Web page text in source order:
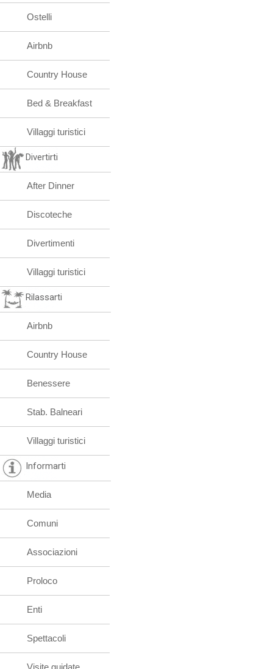
Ostelli
Airbnb
Country House
Bed & Breakfast
Villaggi turistici
Divertirti
After Dinner
Discoteche
Divertimenti
Villaggi turistici
Rilassarti
Airbnb
Country House
Benessere
Stab. Balneari
Villaggi turistici
Informarti
Media
Comuni
Associazioni
Proloco
Enti
Spettacoli
Visite guidate